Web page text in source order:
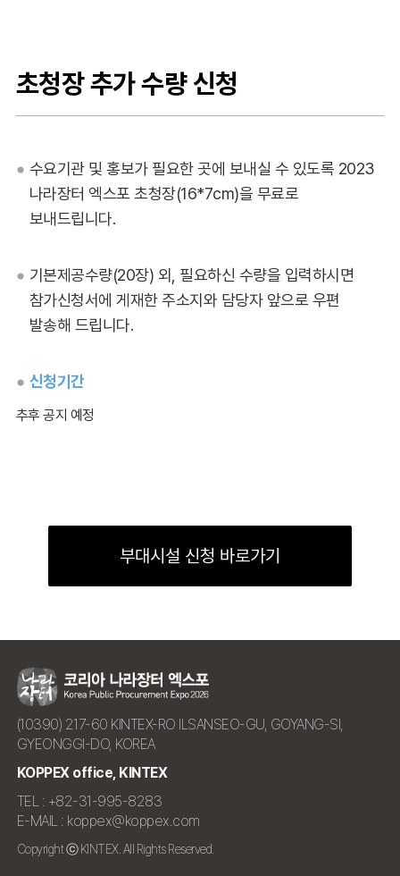
초청장 추가 수량 신청
수요기관 및 홍보가 필요한 곳에 보내실 수 있도록 2023
나라장터 엑스포 초청장(16*7cm)을 무료로
보내드립니다.
기본제공수량(20장) 외, 필요하신 수량을 입력하시면
참가신청서에 게재한 주소지와 담당자 앞으로 우편
발송해 드립니다.
신청기간
추후 공지 예정
부대시설 신청 바로가기
(10390) 217-60 KINTEX-RO ILSANSEO-GU, GOYANG-SI,
GYEONGGI-DO, KOREA
KOPPEX office, KINTEX
TEL : +82-31-995-8283
E-MAIL : koppex@koppex.com
Copyright ⓒ KINTEX. All Rights Reserved.